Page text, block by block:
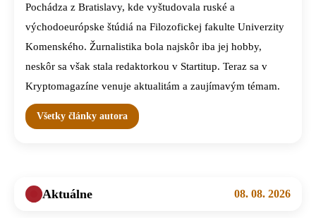
Pochádza z Bratislavy, kde vyštudovala ruské a
východoeurópske štúdiá na Filozofickej fakulte Univerzity
Komenského. Žurnalistika bola najskôr iba jej hobby,
neskôr sa však stala redaktorkou v Startitup. Teraz sa v
Kryptomagazíne venuje aktualitám a zaujímavým témam.
Všetky články autora
Aktuálne 08. 08. 2026